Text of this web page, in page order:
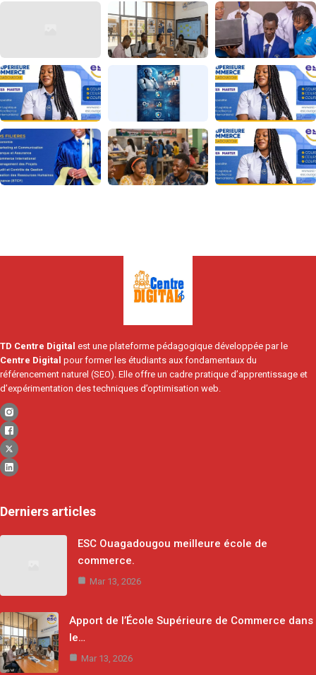
TD Centre Digital est une plateforme pédagogique développée par le
Centre Digital pour former les étudiants aux fondamentaux du
référencement naturel (SEO). Elle offre un cadre pratique d’apprentissage et
d’expérimentation des techniques d’optimisation web.
Derniers articles
ESC Ouagadougou meilleure école de
commerce.
Mar 13, 2026
Apport de l’École Supérieure de Commerce dans
le…
Mar 13, 2026